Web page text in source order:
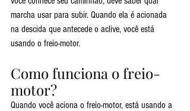
marcha usar para subir. Quando ela é acionada
na descida que antecede o aclive, você está
usando o freio-motor.
Como funciona o freio-
motor?
Quando você aciona o freio-motor, está usando a